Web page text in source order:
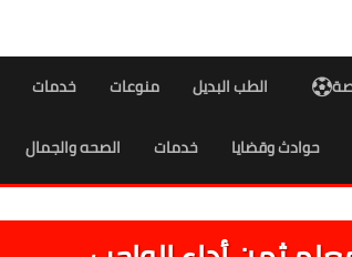
الطب البديل منوعات خدمات
حوادث وقضايا خدمات الصحه والجمال